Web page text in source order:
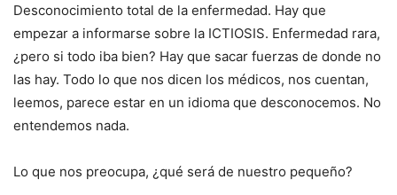
Desconocimiento total de la enfermedad. Hay que
empezar a informarse sobre la ICTIOSIS. Enfermedad rara,
¿pero si todo iba bien? Hay que sacar fuerzas de donde no
las hay. Todo lo que nos dicen los médicos, nos cuentan,
leemos, parece estar en un idioma que desconocemos. No
entendemos nada.
Lo que nos preocupa, ¿qué será de nuestro pequeño?